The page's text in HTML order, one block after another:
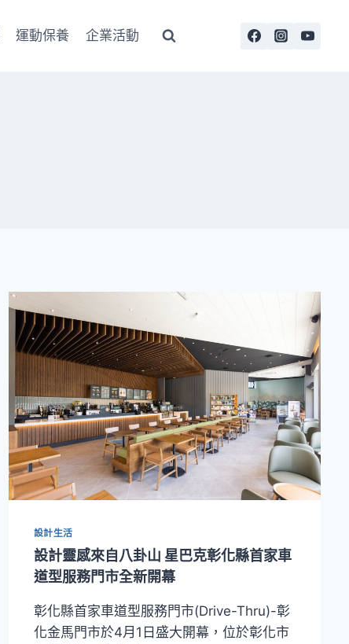
運動保養 企業活動
設計生活
設計靈感來自八卦山 星巴克彰化縣首家車
道型服務門市全新開幕
彰化縣首家車道型服務門市(Drive-Thru)-彰
化金馬門市於4月1日盛大開幕，位於彰化市